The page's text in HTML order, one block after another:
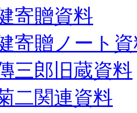
寄贈資料
寄贈ノート
三郎旧蔵資料
二関連資料